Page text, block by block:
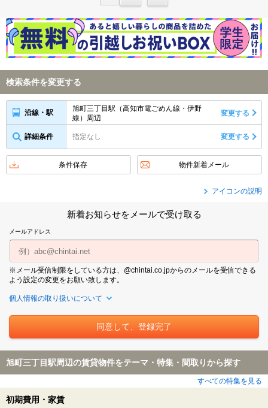
検索条件を変更する
沿線・駅
旭町三丁目駅（高知市電ごめん線・伊野
線）周辺
変更する
詳細条件 指定なし 変更する
条件保存 物件新着メール
アイコンの説明
新着お知らせをメールで受け取る
メールアドレス
※メール受信制限をしている方は、@chintai.co.jpからのメールを受信できる
よう設定の変更をお願い致します。
個人情報の取り扱いについて
旭町三丁目駅周辺の賃貸物件をテーマ・特集・間取りから探す
すべての特集を見る
初期費用・家賃